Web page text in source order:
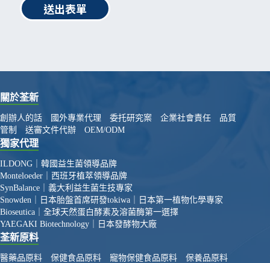
送出表單
關於荃新
創辦人的話 國外專業代理 委托研究案 企業社會責任
品質
管制
送審文件代辦 OEM/ODM
獨家代理
ILDONG｜韓國益生菌領導品牌
Monteloeder｜西班牙植萃領導品牌
SynBalance｜義大利益生菌生技專家
Snowden｜日本胎盤首席研發tokiwa｜日本第一植物化學專家
Bioseutica｜全球天然蛋白酵素及溶菌酶第一選擇
YAEGAKI Biotechnology｜日本發酵物大廠
荃新原料
醫藥品原料 保健食品原料 寵物保健食品原料
保養品原料